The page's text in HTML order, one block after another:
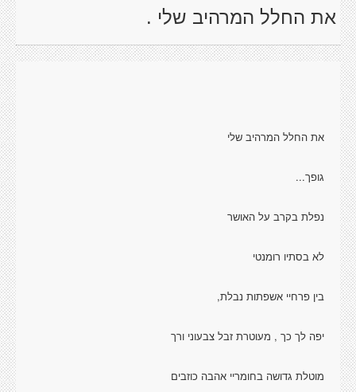
את החלל המרהיב שלי .
את החלל המרהיב שלי
גופך...
נפלת בקרב על האושר
לא בסתיו רומנטי
בין פרחיי אשפתות נבלת,
יפה לך כך , מעוטרת זבל צבעוני ורך
מוטלת גדושה בחומריי אהבה כוזבים